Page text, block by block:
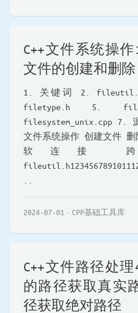
C++文件系统操
文件的创建和删除
1. 关键词 2.
filetype.h 5.
filesystem_unix.cpp 7.
文件系统操作 创建文件
软连接
2024-07-01 CPP基础工具库
C++文件路径处
的路径获取真实
径获取绝对路径